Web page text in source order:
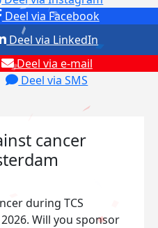
Deel via Facebook
Deel via e-mail
Deel via SMS
Deel via LinkedIn
cancer
during TCS
Will you sponsor